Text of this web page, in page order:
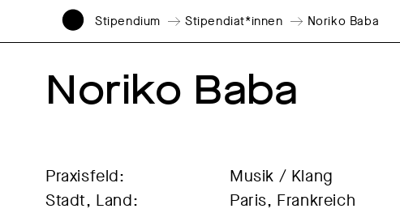
Stipendium Stipendiat*innen Noriko Baba
Noriko Baba
Praxisfeld:
Musik / Klang
Stadt, Land:
Paris, Frankreich